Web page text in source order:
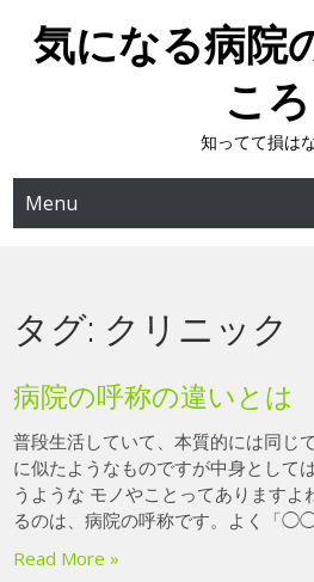
content気になる病院
ころ
知ってて損は
Menu
タグ: クリニック
病院の呼称の違いとは
普段生活していて、本質的には同じ
に似たようなものですが中身として
うような モノやことってあります
るのは、病院の呼称です。よく「
Read More »